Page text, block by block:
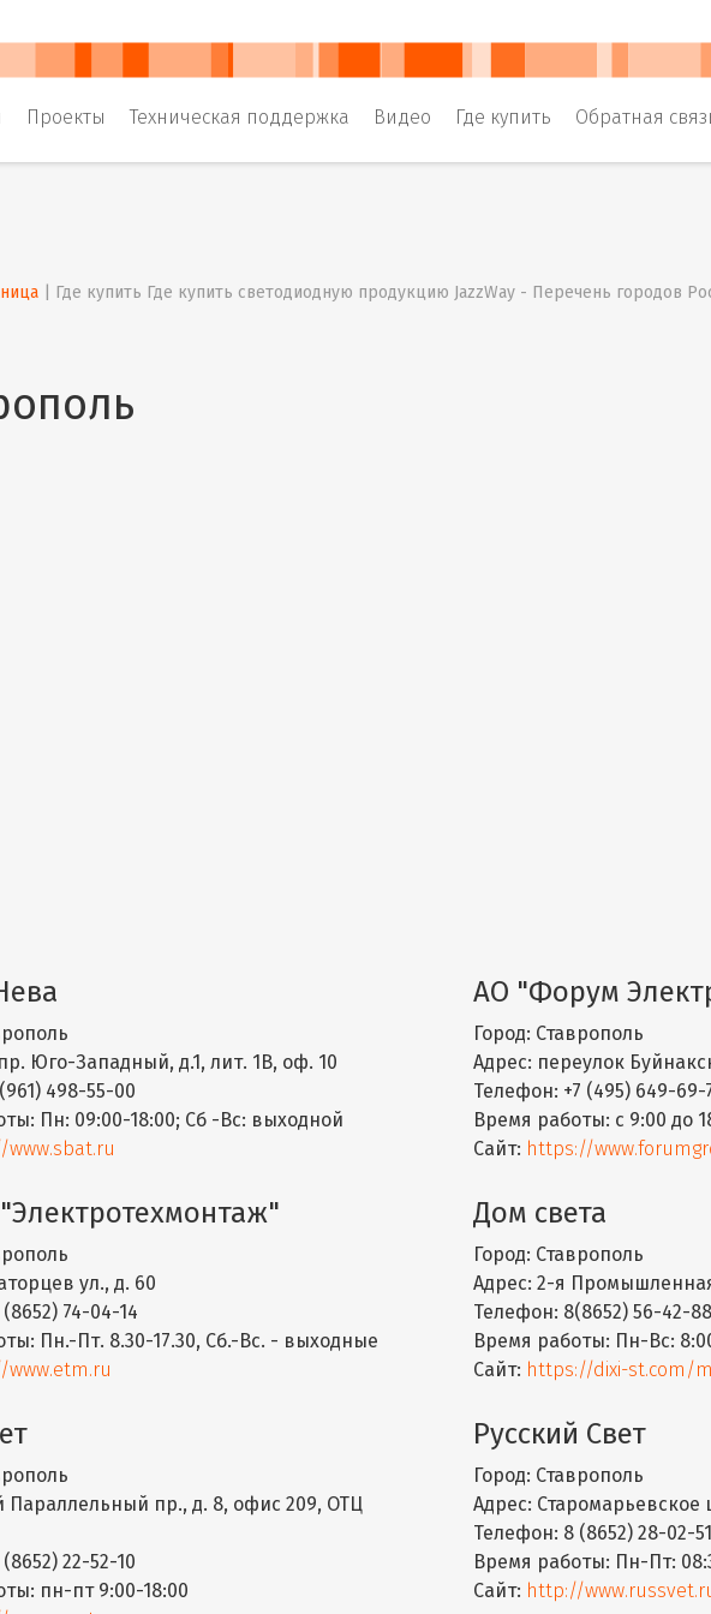
Проекты Техническая поддержка Видео Где купить Обратная
Где купить Где купить светодиодную продукцию JazzWay - Перечень городов
Юго-Западный, д.1, лит. 1В, оф. 10
498-55-00
Пн: 09:00-18:00; Сб -Вс: выходной
АО "Форум
Город: Ставрополь
Адрес: переулок
Телефон: +7 (495) 649-69-
Время работы: с 9:00 до
Сайт: https://
ул., д. 60
(8652) 74-04-14
Пн.-Пт. 8.30-17.30, Сб.-Вс. - выходные
Дом света
Город: Ставрополь
Адрес: 2-я Промышленная
Телефон: 8(8652) 56-42-88
Время работы: Пн-Вс:
Сайт: https://dixi-st.com/
Параллельный пр., д. 8, офис 209, ОТЦ
(8652) 22-52-10
пн-пт 9:00-18:00
Русский Свет
Город: Ставрополь
Адрес: Старомарьевское
Телефон: 8 (8652) 28-02-51
Время работы: Пн-Пт:
Сайт: http://